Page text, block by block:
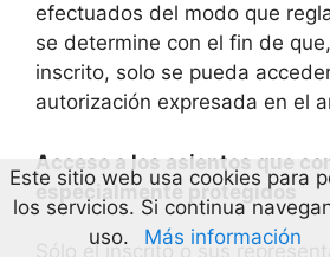
efectuados del modo que
se determine con el fin de
inscrito, solo se pueda
autorización expresada en el
Acceso a los asientos que
especialmente protegidos
Sólo el inscrito o sus
Este sitio web usa cookies para
los servicios. Si continua
uso.
Más información